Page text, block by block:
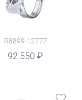
R8899-12777
92 550